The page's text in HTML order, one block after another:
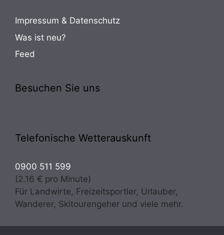
Impressum & Datenschutz
Was ist neu?
Feed
Besuchen Sie uns
Telefonische Wetterauskunft
0900 511 599
(2.16 € pro Minute)
Für Landwirte, Freizeitsportler, Urlauber,
Wanderer, Skitourengeher und viele mehr.